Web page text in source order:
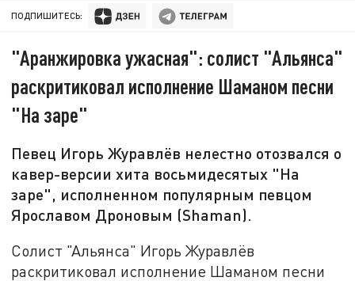
ПОДПИШИТЕСЬ:
"Аранжировка ужасная": солист "Альянса"
раскритиковал исполнение Шаманом песни
"На заре"
Певец Игорь Журавлёв нелестно отозвался о
кавер-версии хита восьмидесятых "На
заре", исполненном популярным певцом
Ярославом Дроновым (Shaman).
Солист "Альянса" Игорь Журавлёв
раскритиковал исполнение Шаманом песни